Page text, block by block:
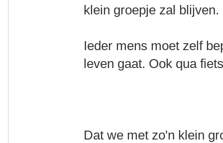
klein groepje zal blijven.
Ieder mens moet zelf
leven gaat. Ook qua
Dat we met zo'n klein